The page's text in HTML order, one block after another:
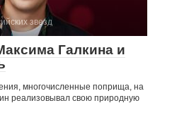
звезд
Галкина и
многочисленные поприща, на
реализовывал свою природную